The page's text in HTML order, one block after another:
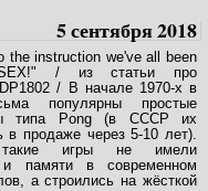
5 сентября 2018
the instruction we've all been
/ из статьи про
/ В начале 1970-х в
популярны простые
типа Pong (в СССР их
в продаже через 5-10 лет).
игры не имели
и памяти в современном
а строились на жёсткой